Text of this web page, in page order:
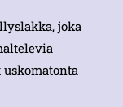
joka